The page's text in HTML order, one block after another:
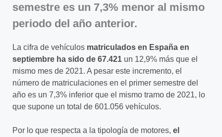
semestre es un 7,3% menor al mismo
periodo del año anterior.
La cifra de vehículos matriculados en España en
septiembre ha sido de 67.421 un 12,9% más que el
mismo mes de 2021. A pesar este incremento, el
número de matriculaciones en el primer semestre del
año es un 7,3% inferior que el mismo tramo de 2021, lo
que supone un total de 601.056 vehículos.
Por lo que respecta a la tipología de motores, el